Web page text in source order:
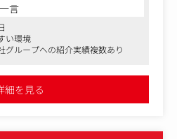
を通じて自社商品の化粧品を企
客様に継続利用頂くための施策
起こしを行うことで自社ファン
率、LTVなど）
言
い環境
ループへの紹介実績複数あり
細を見る